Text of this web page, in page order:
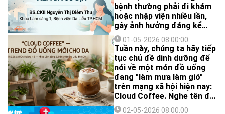
lượng cuộc sống, giảm
nguy cơ biến chứng lâu dài
cho các em nhỏ.
bệnh thường phải đi khám
hoặc nhập viện nhiều lần,
gây ảnh hưởng đáng kể
đến chất lượng cuộc sống.
Các nghiên cứu gần đây
cho thấy bệnh có liên quan
đến yếu tố ô nhiễm và khí
hậu.
01-05-2026 08:00:00
Tuần này, chúng ta hãy tiếp
tục chủ đề dinh dưỡng để
nói về một món đồ uống
đang "làm mưa làm gió"
trên mạng xã hội hiện nay:
Cloud Coffee. Nghe tên đã
thấy nhẹ nhàng, sảng
02-05-2026 08:00:00